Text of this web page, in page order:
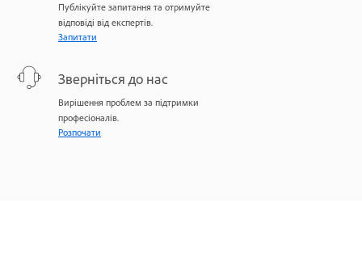
Публікуйте запитання та отримуйте
відповіді від експертів.
Запитати
Зверніться до нас
Вирішення проблем за підтримки
професіоналів.
Розпочати